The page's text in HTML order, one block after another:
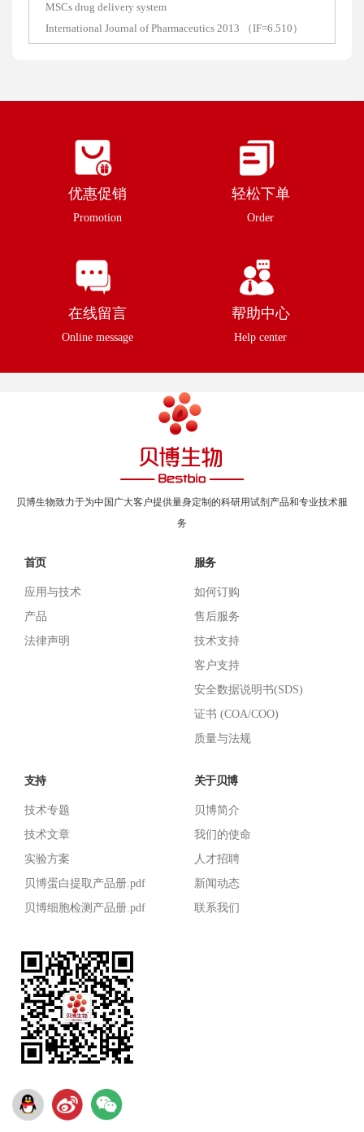
MSCs drug delivery system
International Journal of Pharmaceutics 2013 （IF=6.510）
优惠促销
Promotion
轻松下单
Order
在线留言
Online message
帮助中心
Help center
贝博生物致力于为中国广大客户提供量身定制的科研用试剂产品和专业技术服
务
首页
应用与技术
产品
法律声明
服务
如何订购
售后服务
技术支持
客户支持
安全数据说明书(SDS)
证书 (COA/COO)
质量与法规
支持
技术专题
技术文章
实验方案
贝博蛋白提取产品册.pdf
贝博细胞检测产品册.pdf
关于贝博
贝博简介
我们的使命
人才招聘
新闻动态
联系我们